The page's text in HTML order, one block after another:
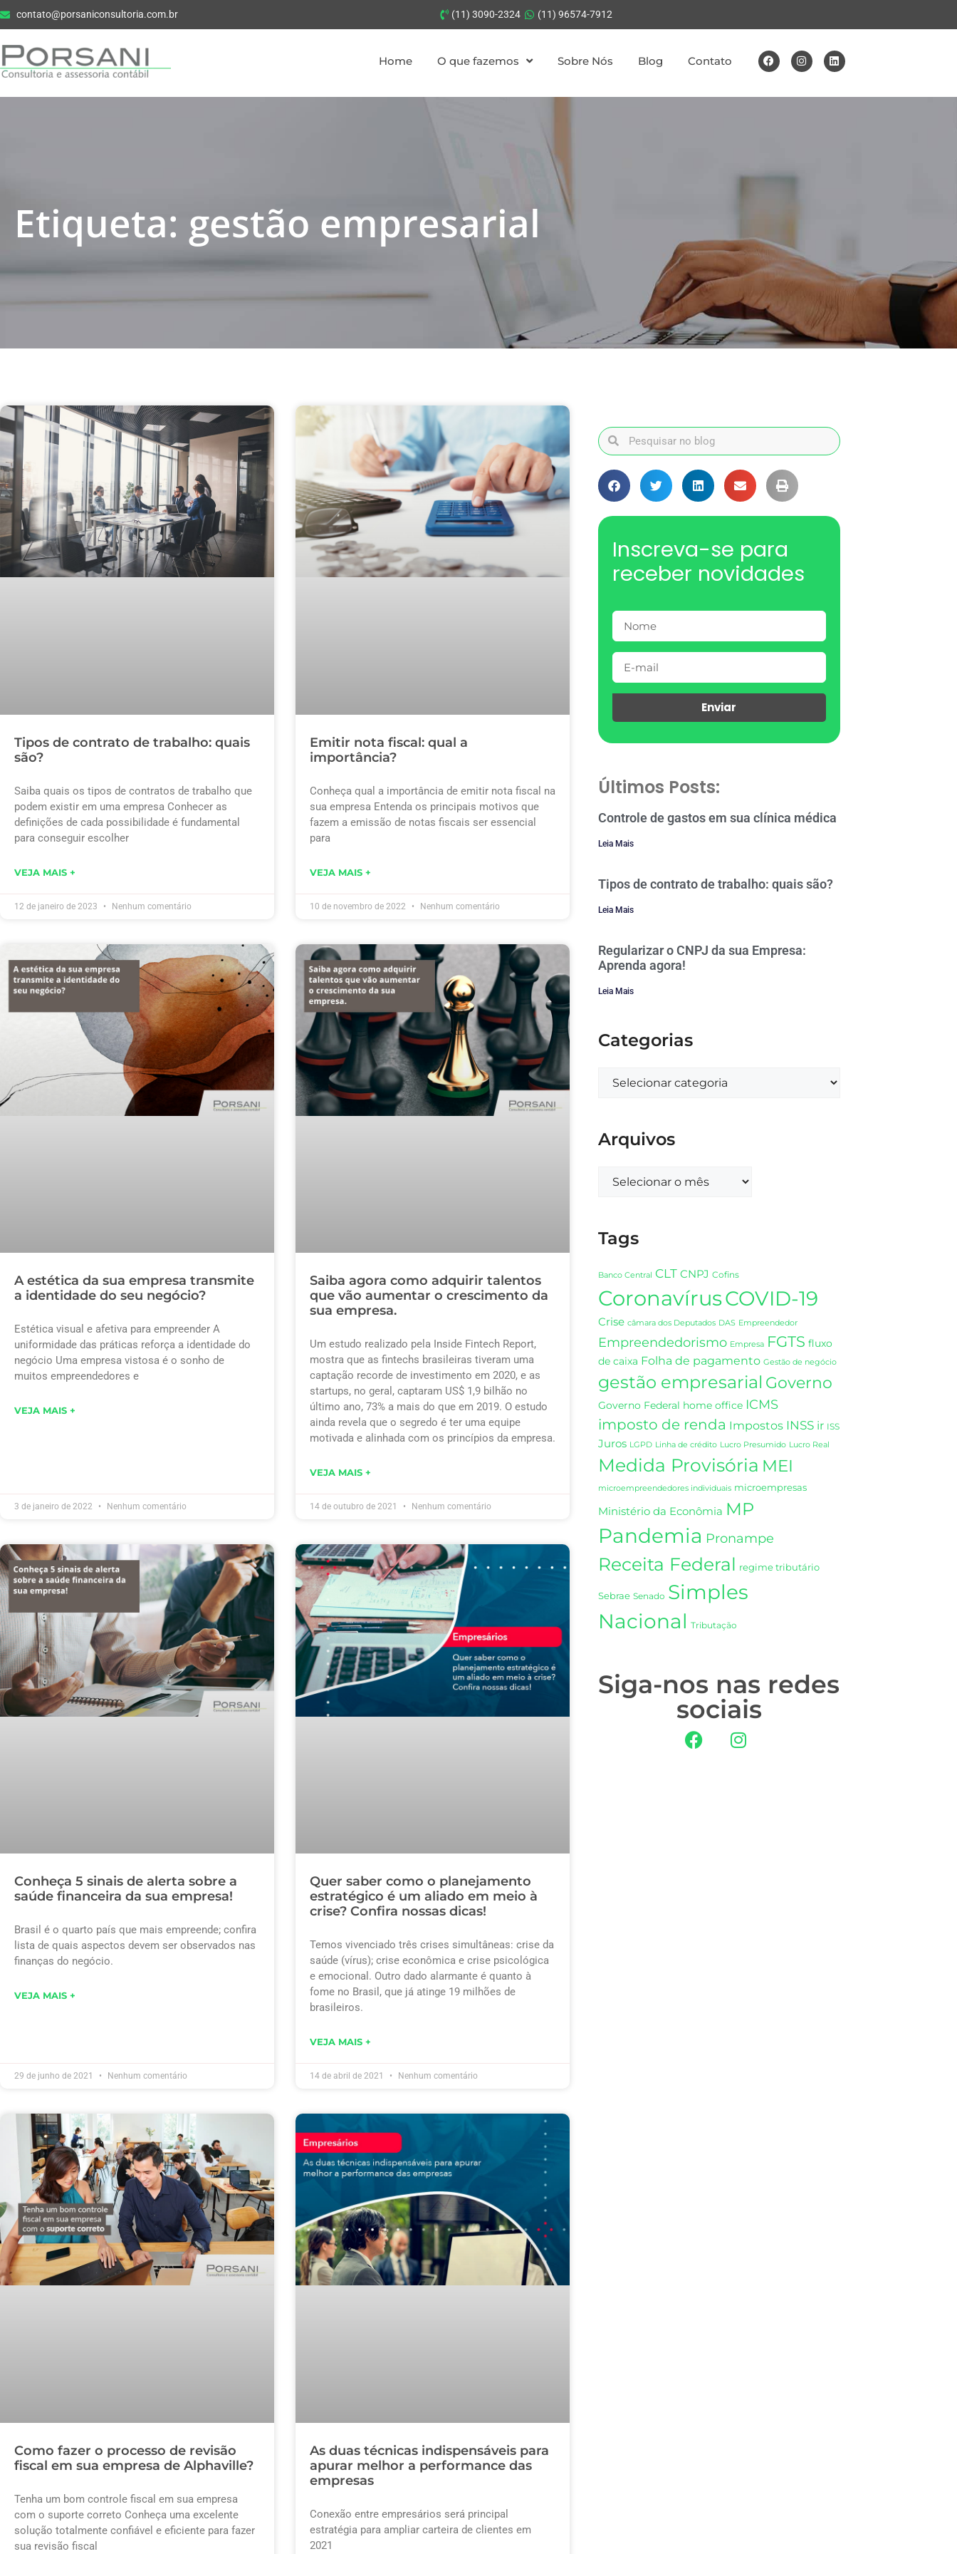
contato@porsaniconsultoria.com.br (11) 3090-2324 (11) 96574-7912
Home O que fazemos Sobre Nós Blog Contato
Etiqueta: gestão empresarial
Tipos de contrato de trabalho: quais
são?
Saiba quais os tipos de contratos de trabalho que
podem existir em uma empresa Conhecer as
definições de cada possibilidade é fundamental
para conseguir escolher
VEJA MAIS +
12 de janeiro de 2023 Nenhum comentário
Emitir nota fiscal: qual a
importância?
Conheça qual a importância de emitir nota fiscal na
sua empresa Entenda os principais motivos que
fazem a emissão de notas fiscais ser essencial
para
VEJA MAIS +
10 de novembro de 2022 Nenhum comentário
A estética da sua empresa transmite
a identidade do seu negócio?
Estética visual e afetiva para empreender A
uniformidade das práticas reforça a identidade do
negócio Uma empresa vistosa é o sonho de
muitos empreendedores e
VEJA MAIS +
3 de janeiro de 2022 Nenhum comentário
Saiba agora como adquirir talentos
que vão aumentar o crescimento da
sua empresa.
Um estudo realizado pela Inside Fintech Report,
mostra que as fintechs brasileiras tiveram uma
captação recorde de investimento em 2020, e as
startups, no geral, captaram US$ 1,9 bilhão no
último ano, 73% a mais do que em 2019. O estudo
ainda revela que o segredo é ter uma equipe
motivada e alinhada com os princípios da empresa.
VEJA MAIS +
14 de outubro de 2021 Nenhum comentário
Conheça 5 sinais de alerta sobre a
saúde financeira da sua empresa!
Brasil é o quarto país que mais empreende; confira
lista de quais aspectos devem ser observados nas
finanças do negócio.
VEJA MAIS +
29 de junho de 2021 Nenhum comentário
Quer saber como o planejamento
estratégico é um aliado em meio à
crise? Confira nossas dicas!
Temos vivenciado três crises simultâneas: crise da
saúde (vírus); crise econômica e crise psicológica
e emocional. Outro dado alarmante é quanto à
fome no Brasil, que já atinge 19 milhões de
brasileiros.
VEJA MAIS +
14 de abril de 2021 Nenhum comentário
Como fazer o processo de revisão
fiscal em sua empresa de Alphaville?
Tenha um bom controle fiscal em sua empresa
com o suporte correto Conheça uma excelente
solução totalmente confiável e eficiente para fazer
sua revisão fiscal
As duas técnicas indispensáveis para
apurar melhor a performance das
empresas
Conexão entre empresários será principal
estratégia para ampliar carteira de clientes em
2021
Inscreva-se para
receber novidades
Enviar
Últimos Posts:
Controle de gastos em sua clínica médica
Leia Mais
Tipos de contrato de trabalho: quais são?
Leia Mais
Regularizar o CNPJ da sua Empresa:
Aprenda agora!
Leia Mais
Categorias
Arquivos
Tags
Banco Central CLT CNPJ Cofins
CoronavírusCOVID-19
Crise câmara dos Deputados DAS Empreendedor
Empreendedorismo Empresa FGTS fluxo
de caixa Folha de pagamento Gestão de negócio
gestão empresarial Governo
Governo Federal home office ICMS
imposto de renda Impostos INSS ir ISS
Juros LGPD Linha de crédito Lucro Presumido Lucro Real
Medida Provisória MEI
microempreendedores individuais microempresas
Ministério da Econômia MP
Pandemia Pronampe
Receita Federal regime tributário
Sebrae Senado Simples
Nacional Tributação
Siga-nos nas redes
sociais